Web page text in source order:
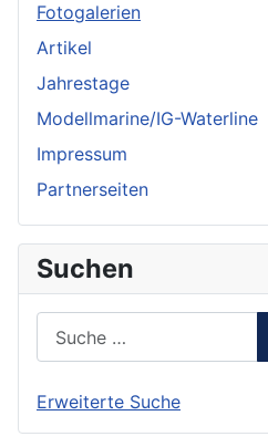
Fotogalerien
Artikel
Jahrestage
Modellmarine/IG-Waterline
Impressum
Partnerseiten
Suchen
Erweiterte Suche